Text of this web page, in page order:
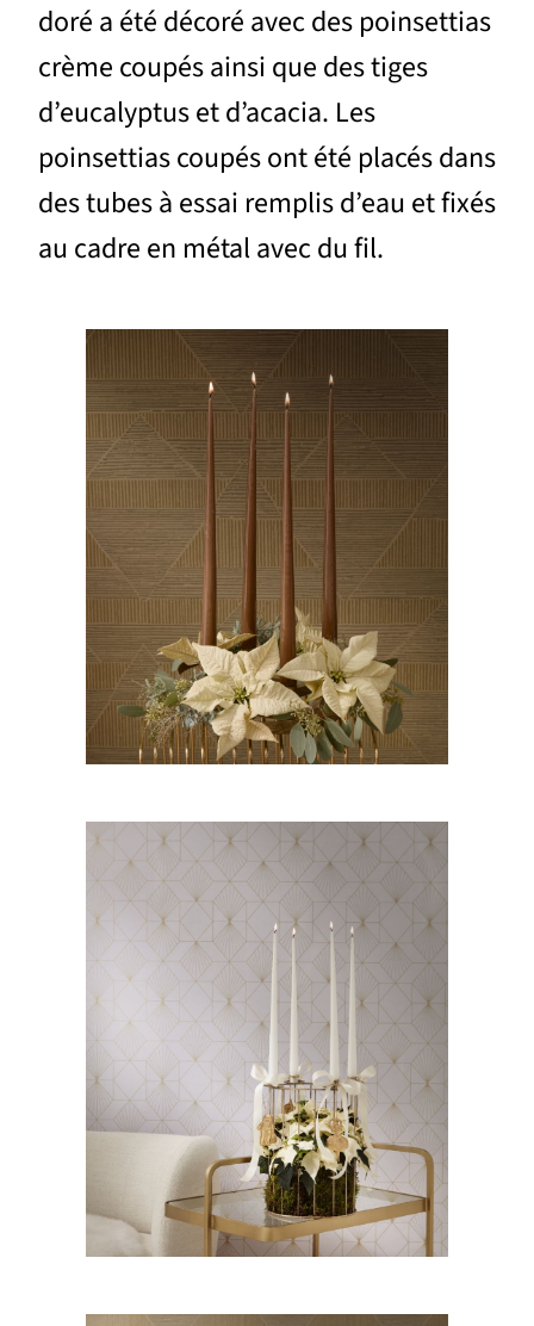
doré a été décoré avec des poinsettias
crème coupés ainsi que des tiges
d’eucalyptus et d’acacia. Les
poinsettias coupés ont été placés dans
des tubes à essai remplis d’eau et fixés
au cadre en métal avec du fil.